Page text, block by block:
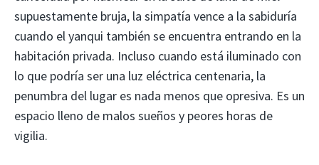
supuestamente bruja, la simpatía vence a la sabiduría
cuando el yanqui también se encuentra entrando en la
habitación privada. Incluso cuando está iluminado con
lo que podría ser una luz eléctrica centenaria, la
penumbra del lugar es nada menos que opresiva. Es un
espacio lleno de malos sueños y peores horas de
vigilia.